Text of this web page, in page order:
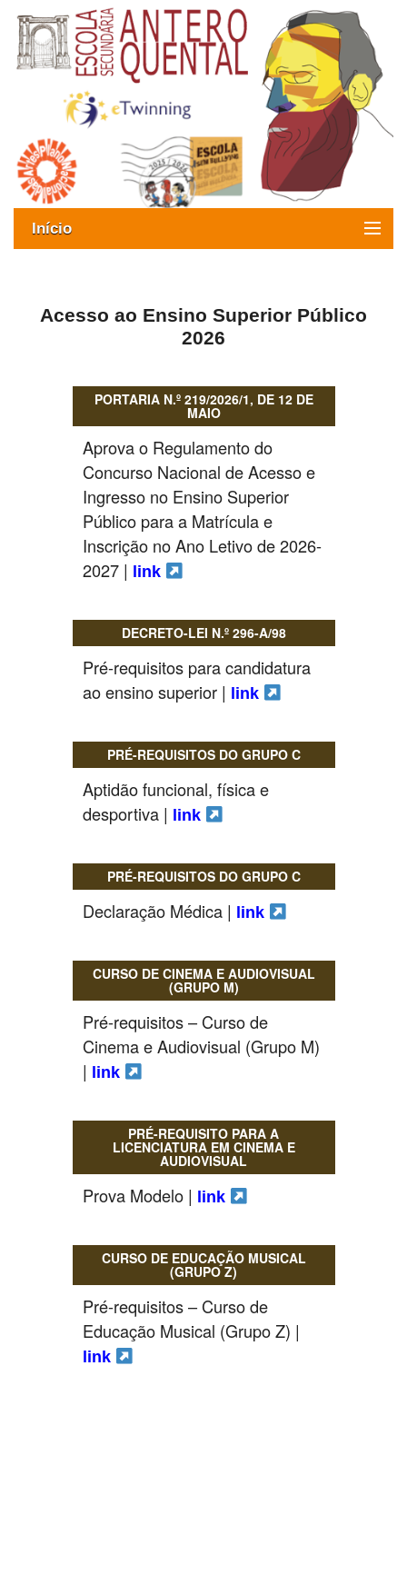
Início
Oferta formativa
ESAQ sem Bullying
Clubes Escolares
Matrículas
ESAQ
@esaq.erasmus
@oficina.do.largo
ENC. DE EDUCAÇÃO
Acesso ao Ensino Superior Público
2026
PORTARIA N.º 219/2026/1, DE 12 DE
MAIO
Aprova o Regulamento do
Concurso Nacional de Acesso e
Ingresso no Ensino Superior
Público para a Matrícula e
Inscrição no Ano Letivo de 2026-
2027 | link
DECRETO-LEI N.º 296-A/98
Pré-requisitos para candidatura
ao ensino superior | link
PRÉ-REQUISITOS DO GRUPO C
Aptidão funcional, física e
desportiva | link
PRÉ-REQUISITOS DO GRUPO C
Declaração Médica | link
CURSO DE CINEMA E AUDIOVISUAL
(GRUPO M)
Pré-requisitos – Curso de
Cinema e Audiovisual (Grupo M)
| link
PRÉ-REQUISITO PARA A
LICENCIATURA EM CINEMA E
AUDIOVISUAL
Prova Modelo | link
CURSO DE EDUCAÇÃO MUSICAL
(GRUPO Z)
Pré-requisitos – Curso de
Educação Musical (Grupo Z) |
link